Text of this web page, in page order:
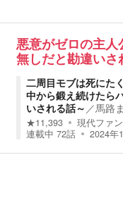
悪意がゼロの主人
無しだと勘違いさ
二周目モブは死に
中から鍛え続けたら
いされる話～ ／馬路
★11,393
現代ファ
連載中 72話 2024年